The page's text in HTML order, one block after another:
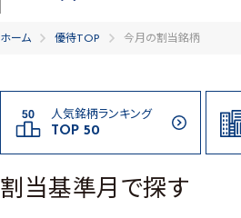
ホーム 優待TOP 今月の割当銘柄
人気銘柄ランキング
TOP 50
割当基準月で探す